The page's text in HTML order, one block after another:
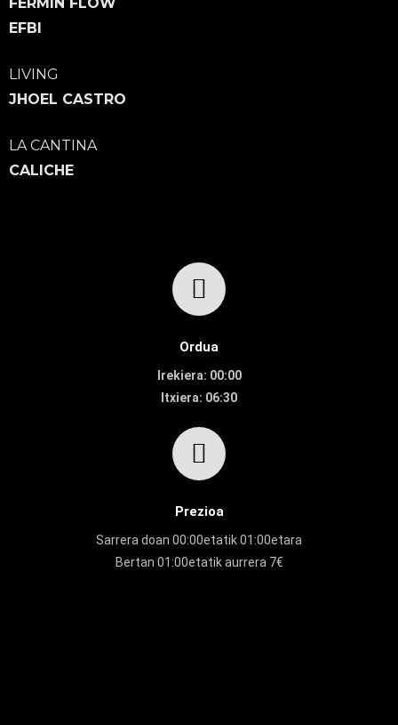
EFBI
LIVING
JHOEL CASTRO
LA CANTINA
CALICHE
Ordua
Irekiera: 00:00
Itxiera: 06:30
Prezioa
Sarrera doan 00:00etatik 01:00etara
Bertan 01:00etatik aurrera 7€